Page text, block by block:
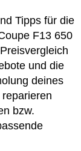
Tipps für die
F13 650
und die
deines
bzw.